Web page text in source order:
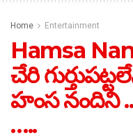
Home Entertainment
Hamsa
చేరి
హంస నందిని
…..